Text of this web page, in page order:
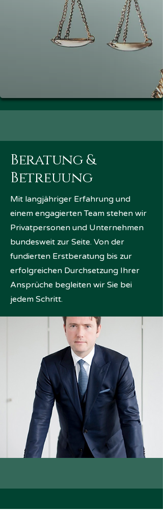
Beratung &
Betreuung
Mit langjähriger Erfahrung und
einem engagierten Team stehen wir
Privatpersonen und Unternehmen
bundesweit zur Seite. Von der
fundierten Erstberatung bis zur
erfolgreichen Durchsetzung Ihrer
Ansprüche begleiten wir Sie bei
jedem Schritt.